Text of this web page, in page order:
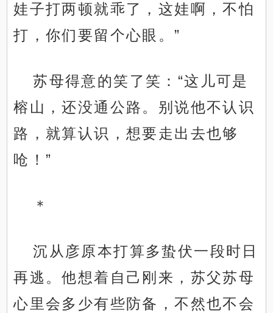
娃子打两顿就乖了，这娃啊，不怕
打，你们要留个心眼。”
苏母得意的笑了笑：“这儿可是
榕山，还没通公路。别说他不认识
路，就算认识，想要走出去也够
呛！”
＊
沉从彦原本打算多蛰伏一段时日
再逃。他想着自己刚来，苏父苏母
心里会多少有些防备，不然也不会